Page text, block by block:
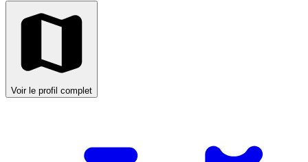
Voir le profil complet